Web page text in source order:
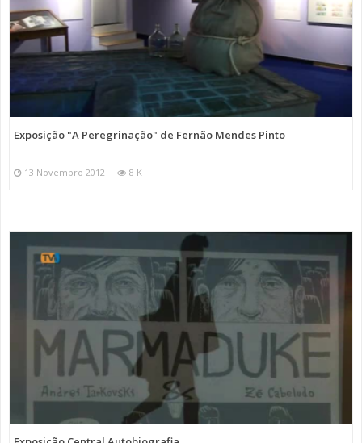
Exposição "A Peregrinação" de Fernão Mendes Pinto
13 Novembro 2012 8 K